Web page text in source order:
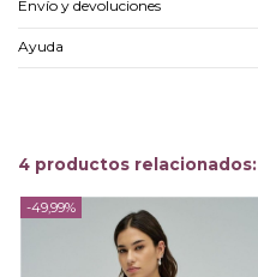
Envío y devoluciones
Ayuda
4 productos relacionados:
-49,99%